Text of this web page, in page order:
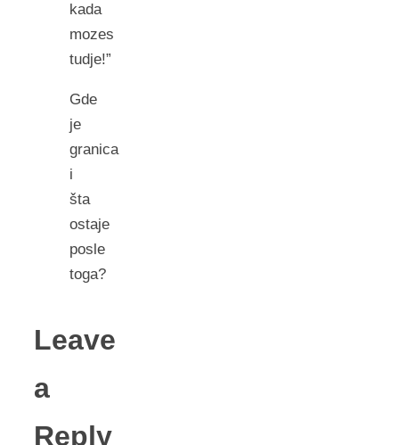
kada
mozes
tudje!”
Gde
je
granica
i
šta
ostaje
posle
toga?
Leave
a
Reply